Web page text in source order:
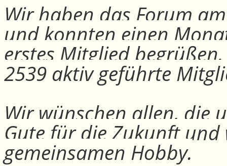
Wir haben das Forum
und konnten einen
erstes Mitglied
2539 aktiv geführte
Wir wünschen allen, die
Gute für die Zukunft
gemeinsamen Hobby.